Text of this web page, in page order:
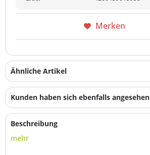
Merken
Ähnliche Artikel
Kunden haben sich ebenfalls angesehen
Beschreibung
mehr